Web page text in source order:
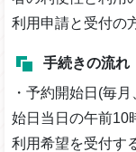
利用申請と受付の
手続きの流れ
・予約開始日(毎
始日当日の午前10
利用希望を受付す